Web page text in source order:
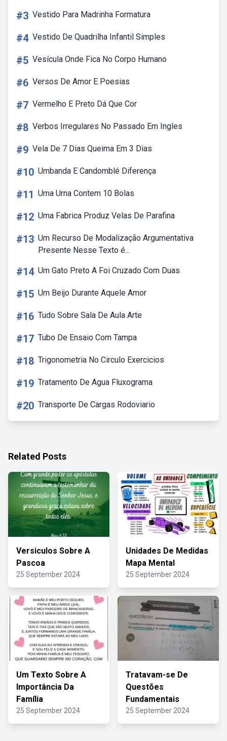
#3 Vestido Para Madrinha Formatura
#4 Vestido De Quadrilha Infantil Simples
#5 Vesícula Onde Fica No Corpo Humano
#6 Versos De Amor E Poesias
#7 Vermelho E Preto Dá Que Cor
#8 Verbos Irregulares No Passado Em Ingles
#9 Vela De 7 Dias Queima Em 3 Dias
#10 Umbanda E Candomblé Diferença
#11 Uma Urna Contem 10 Bolas
#12 Uma Fabrica Produz Velas De Parafina
#13 Um Recurso De Modalização Argumentativa
Presente Nesse Texto é...
#14 Um Gato Preto A Foi Cruzado Com Duas
#15 Um Beijo Durante Aquele Amor
#16 Tudo Sobre Sala De Aula Arte
#17 Tubo De Ensaio Com Tampa
#18 Trigonometria No Circulo Exercicios
#19 Tratamento De Agua Fluxograma
#20 Transporte De Cargas Rodoviario
Related Posts
Versiculos Sobre A
Pascoa
25 September 2024
Unidades De Medidas
Mapa Mental
25 September 2024
Um Texto Sobre A
Importância Da
Família
25 September 2024
Tratavam-se De
Questões
Fundamentais
25 September 2024